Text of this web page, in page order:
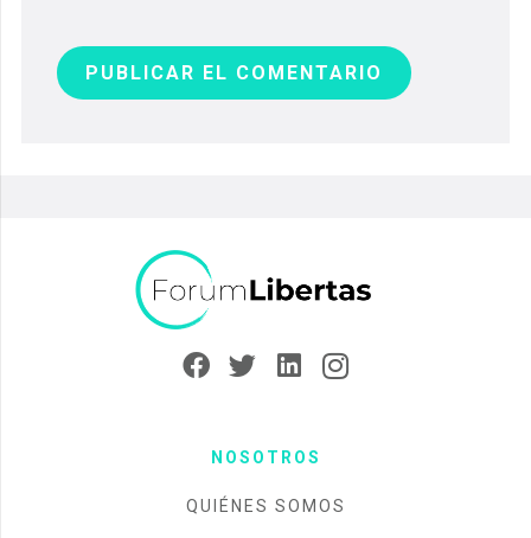
PUBLICAR EL COMENTARIO
NOSOTROS
QUIÉNES SOMOS